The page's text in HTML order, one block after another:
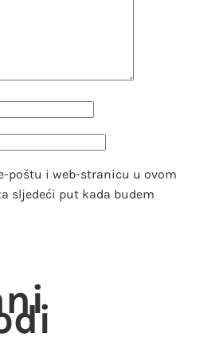
poštu i web-stranicu u ovom
sljedeći put kada budem